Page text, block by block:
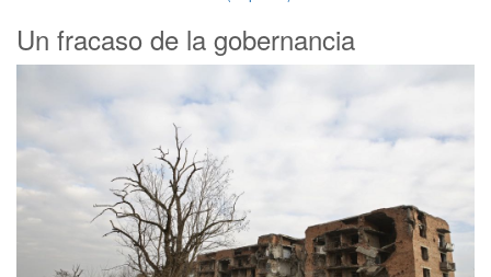
Un fracaso de la gobernancia